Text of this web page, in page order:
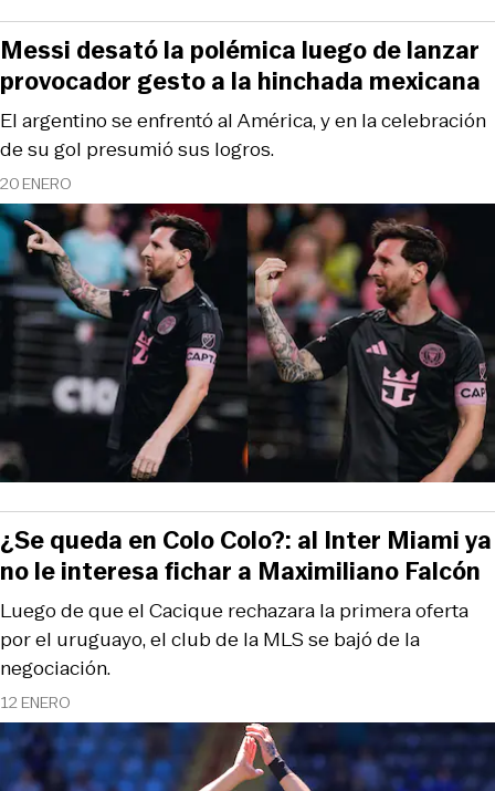
20 ENERO
El argentino se enfrentó al América, y en la celebración
de su gol presumió sus logros.
Messi desató la polémica luego de lanzar
provocador gesto a la hinchada mexicana
12 ENERO
Luego de que el Cacique rechazara la primera oferta
por el uruguayo, el club de la MLS se bajó de la
negociación.
¿Se queda en Colo Colo?: al Inter Miami ya
no le interesa fichar a Maximiliano Falcón